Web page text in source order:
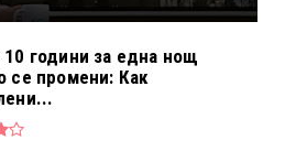
години за една нощ
се промени: Как